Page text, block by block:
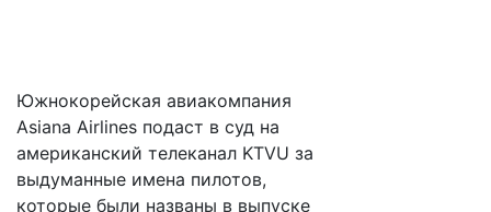
Южнокорейская авиакомпания
Asiana Airlines подаст в суд на
американский телеканал KTVU за
выдуманные имена пилотов,
которые были названы в выпуске